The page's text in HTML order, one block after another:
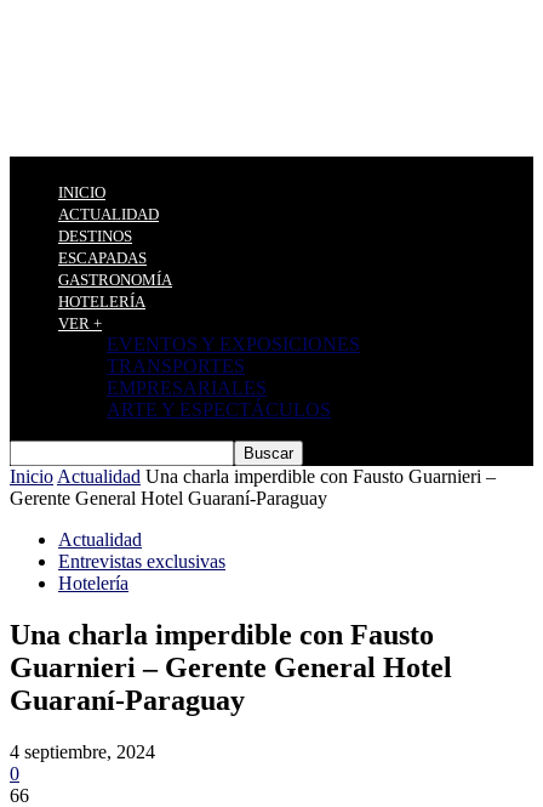
INICIO
ACTUALIDAD
DESTINOS
ESCAPADAS
GASTRONOMÍA
HOTELERÍA
VER +
EVENTOS Y EXPOSICIONES
TRANSPORTES
EMPRESARIALES
ARTE Y ESPECTÁCULOS
Inicio Actualidad Una charla imperdible con Fausto Guarnieri –
Gerente General Hotel Guaraní-Paraguay
Actualidad
Entrevistas exclusivas
Hotelería
Una charla imperdible con Fausto
Guarnieri – Gerente General Hotel
Guaraní-Paraguay
4 septiembre, 2024
0
66